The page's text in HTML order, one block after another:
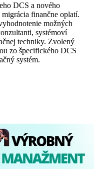
DCS a nového
finančne oplatí.
možných
systémoví
techniky. Zvolený
zo špecifického DCS
systém.